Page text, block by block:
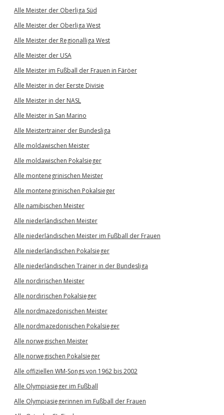
Alle Meister der Oberliga Süd
Alle Meister der Oberliga West
Alle Meister der Regionalliga West
Alle Meister der USA
Alle Meister im Fußball der Frauen in Färöer
Alle Meister in der Eerste Divisie
Alle Meister in der NASL
Alle Meister in San Marino
Alle Meistertrainer der Bundesliga
Alle moldawischen Meister
Alle moldawischen Pokalsieger
Alle montenegrinischen Meister
Alle montenegrinischen Pokalsieger
Alle namibischen Meister
Alle niederländischen Meister
Alle niederländischen Meister im Fußball der Frauen
Alle niederländischen Pokalsieger
Alle niederländischen Trainer in der Bundesliga
Alle nordirischen Meister
Alle nordirischen Pokalsieger
Alle nordmazedonischen Meister
Alle nordmazedonischen Pokalsieger
Alle norwegischen Meister
Alle norwegischen Pokalsieger
Alle offiziellen WM-Songs von 1962 bis 2002
Alle Olympiasieger im Fußball
Alle Olympiasiegerinnen im Fußball der Frauen